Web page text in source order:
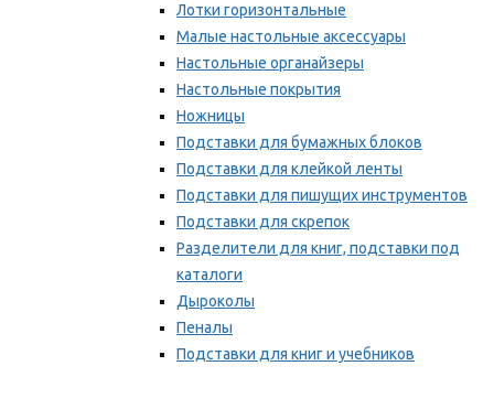
Лотки горизонтальные
Малые настольные аксессуары
Настольные органайзеры
Настольные покрытия
Ножницы
Подставки для бумажных блоков
Подставки для клейкой ленты
Подставки для пишущих инструментов
Подставки для скрепок
Разделители для книг, подставки под
каталоги
Дыроколы
Пеналы
Подставки для книг и учебников